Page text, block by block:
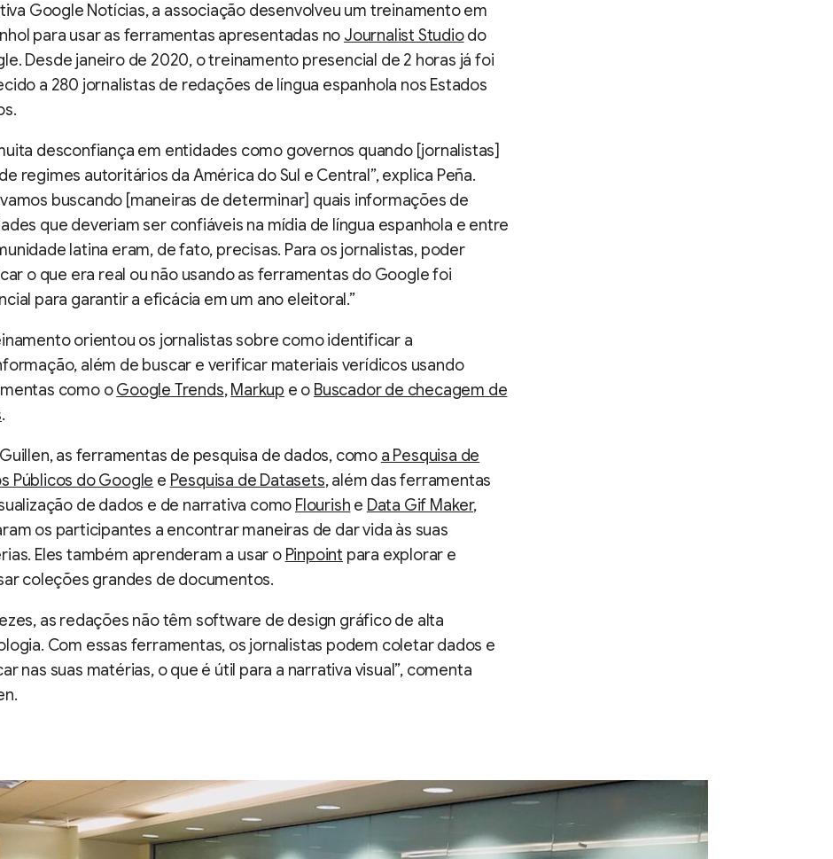
Google Notícias, a associação desenvolveu um treinamento em
para usar as ferramentas apresentadas no Journalist Studiodo
Desde janeiro de 2020, o treinamento presencial de 2 horas já foi
a 280 jornalistas de redações de língua espanhola nos Estados
desconfiança em entidades como governos quando [jornalistas]
regimes autoritários da América do Sul e Central”, explica Peña.
buscando [maneiras de determinar] quais informações de
que deveriam ser confiáveis na mídia de língua espanhola e entre
latina eram, de fato, precisas. Para os jornalistas, poder
o que era real ou não usando as ferramentas do Google foi
para garantir a eficácia em um ano eleitoral.”
orientou os jornalistas sobre como identificar a
além de buscar e verificar materiais verídicos usando
como oGoogle Trends, Markup e o Buscador de checagem de
.
as ferramentas de pesquisa de dados, como a Pesquisa de
Públicos do Google e Pesquisa de Datasets, além das ferramentas
de dados e de narrativa como Flourish e Data Gif Maker,
os participantes a encontrar maneiras de dar vida às suas
Eles também aprenderam a usar o Pinpoint para explorar e
coleções grandes de documentos.
as redações não têm software de design gráfico de alta
Com essas ferramentas, os jornalistas podem coletar dados e
nas suas matérias, o que é útil para a narrativa visual”, comenta